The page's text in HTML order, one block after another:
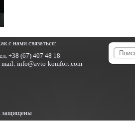
с нами связаться:
+38 (67) 407 48 18
mail: info@avto-komfort.com
защищены